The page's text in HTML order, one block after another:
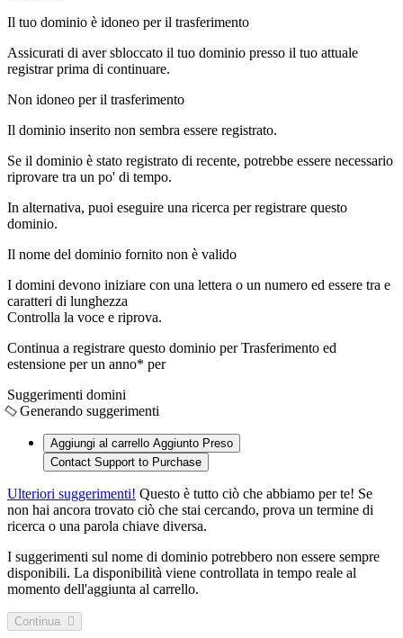
Il tuo dominio è idoneo per il trasferimento
Assicurati di aver sbloccato il tuo dominio presso il tuo attuale
registrar prima di continuare.
Non idoneo per il trasferimento
Il dominio inserito non sembra essere registrato.
Se il dominio è stato registrato di recente, potrebbe essere necessario
riprovare tra un po' di tempo.
In alternativa, puoi eseguire una ricerca per registrare questo
dominio.
Il nome del dominio fornito non è valido
I domini devono iniziare con una lettera o un numero ed essere tra e
caratteri di lunghezza
Controlla la voce e riprova.
Continua a registrare questo dominio per Trasferimento ed
estensione per un anno* per
Suggerimenti domini
Generando suggerimenti
Aggiungi al carrello Aggiunto Preso
Contact Support to Purchase
Ulteriori suggerimenti! Questo è tutto ciò che abbiamo per te! Se
non hai ancora trovato ciò che stai cercando, prova un termine di
ricerca o una parola chiave diversa.
I suggerimenti sul nome di dominio potrebbero non essere sempre
disponibili. La disponibilità viene controllata in tempo reale al
momento dell'aggiunta al carrello.